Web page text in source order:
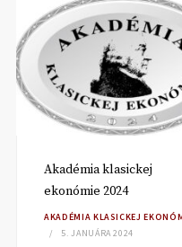
Akadémia klasickej
ekonómie 2024
AKADÉMIA KLASICKEJ
5. JANUÁRA 2024